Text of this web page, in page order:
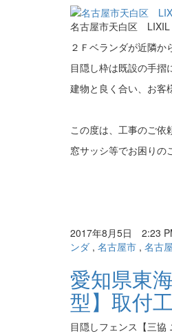
名古屋市天白区
２Ｆベランダが近隣か
目隠し枠は既設の手摺
建物と良く合い、お客
この度は、工事のご依
窓サッシ等でお困りの
2017年8月5日 2:23
ンダ , 名古屋市 , 名古
愛知県東
型】取付
目隠しフェンス【三協